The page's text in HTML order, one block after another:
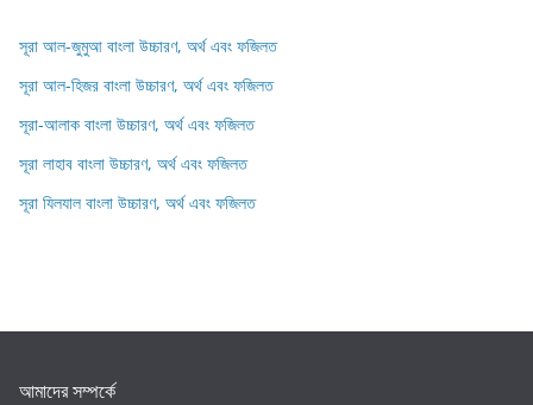
সূরা আল-জুমুআ বাংলা উচ্চারণ, অর্থ এবং ফজিলত
সূরা আল-হিজর বাংলা উচ্চারণ, অর্থ এবং ফজিলত
সূরা-আলাক বাংলা উচ্চারণ, অর্থ এবং ফজিলত
সূরা লাহাব‌‌‌ বাংলা উচ্চারণ, অর্থ এবং ফজিলত
সূরা যিলযাল বাংলা উচ্চারণ, অর্থ এবং ফজিলত
আমাদের সম্পর্কে